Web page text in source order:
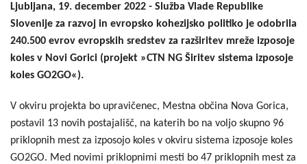
Ljubljana, 19. december 2022 - Služba Vlade Republike
Slovenije za razvoj in evropsko kohezijsko politiko je odobrila
240.500 evrov evropskih sredstev za razširitev mreže izposoje
koles v Novi Gorici (projekt »CTN NG Širitev sistema izposoje
koles GO2GO«).
V okviru projekta bo upravičenec, Mestna občina Nova Gorica,
postavil 13 novih postajališč, na katerih bo na voljo skupno 96
priklopnih mest za izposojo koles v okviru sistema izposoje koles
GO2GO. Med novimi priklopnimi mesti bo 47 priklopnih mest za